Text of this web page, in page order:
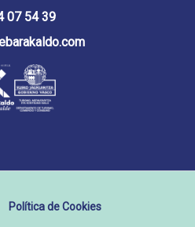
07 54 39
Política de Cookies